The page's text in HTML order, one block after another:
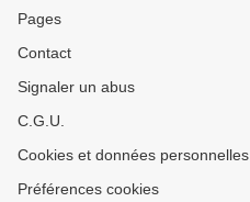
Pages
Contact
Signaler un abus
C.G.U.
Cookies et données personnelles
Préférences cookies